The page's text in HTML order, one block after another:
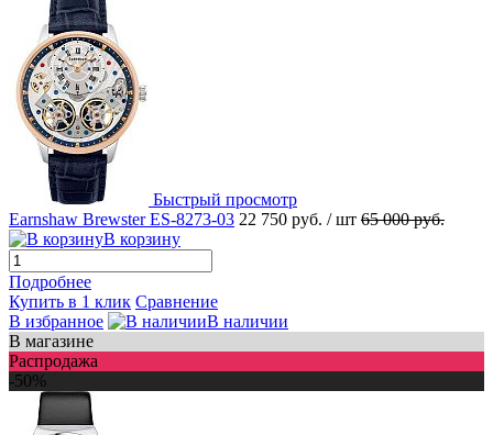
Быстрый просмотр
Earnshaw Brewster ES-8273-03 22 750 руб. / шт 65 000 руб.
В корзину
Подробнее
Купить в 1 клик Сравнение
В избранное
В наличии
В магазине
Распродажа
-50%